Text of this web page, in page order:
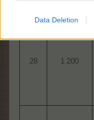
Data Deletion
28 1 200